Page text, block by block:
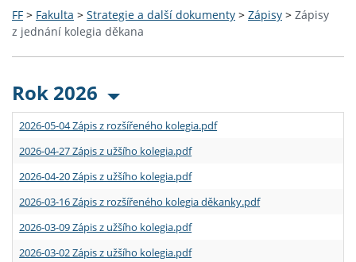
FF > Fakulta > Strategie a další dokumenty > Zápisy > Zápisy
z jednání kolegia děkana
Rok 2026
2026-05-04 Zápis z rozšířeného kolegia.pdf
2026-04-27 Zápis z užšího kolegia.pdf
2026-04-20 Zápis z užšího kolegia.pdf
2026-03-16 Zápis z rozšířeného kolegia děkanky.pdf
2026-03-09 Zápis z užšího kolegia.pdf
2026-03-02 Zápis z užšího kolegia.pdf